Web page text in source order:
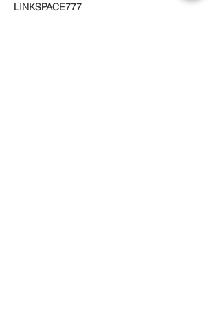
LINKSPACE777